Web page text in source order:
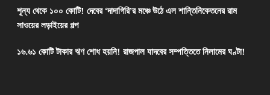
শূন্য থেকে ১০০ কোটি! দেবের ‘দাদাগিরি’র মঞ্চে উঠে এল শান্তিনিকেতনের রাম
সাওয়ের লড়াইয়ের গল্প
১৬.৬১ কোটি টাকার ঋণ শোধ হয়নি! রাজপাল যাদবের সম্পত্তিতে নিলামের ঘণ্টা!